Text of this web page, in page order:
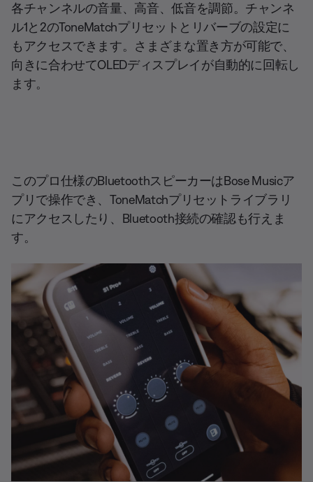
各チャンネルの音量、高音、低音を調節。チャンネ
ル1と2のToneMatchプリセットとリバーブの設定に
もアクセスできます。さまざまな置き方が可能で、
向きに合わせてOLEDディスプレイが自動的に回転し
ます。
このプロ仕様のBluetoothスピーカーはBose Musicア
プリで操作でき、ToneMatchプリセットライブラリ
にアクセスしたり、Bluetooth接続の確認も行えま
す。